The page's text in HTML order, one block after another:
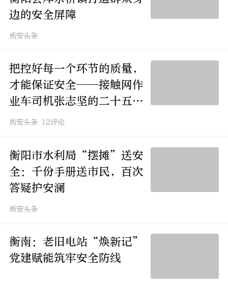
边的安全屏障
质安头条
把控好每一个环节的质量，
才能保证安全——接触网作
业车司机张志坚的二十五年
质量人生
质安头条 12评论
衡阳市水利局“摆摊”送安
全：千份手册送市民，百次
答疑护安澜
质安头条
衡南：老旧电站“焕新记”
党建赋能筑牢安全防线